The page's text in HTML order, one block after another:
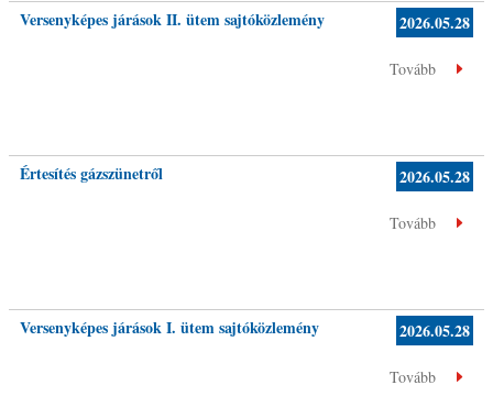
Versenyképes járások II. ütem sajtóközlemény 2026.05.28
Tovább
Értesítés gázszünetről 2026.05.28
Tovább
Versenyképes járások I. ütem sajtóközlemény 2026.05.28
Tovább